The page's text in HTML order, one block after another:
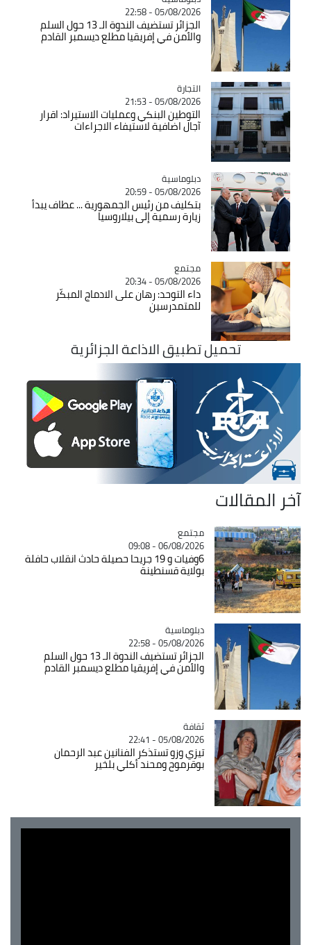
05/08/2026 - 22:58
الجزائر تستضيف الندوة الـ 13 حول السلم
والأمن في إفريقيا مطلع ديسمبر القادم
Catégorie
التجارة
05/08/2026 - 21:53
التوطين البنكي وعمليات الاستيراد: اقرار
آجال اضافية لاستيفاء الاجراءات
Catégorie
دبلوماسية
05/08/2026 - 20:59
بتكليف من رئيس الجمهورية ... عطاف يبدأ
زيارة رسمية إلى بيلاروسيا
Catégorie
مجتمع
05/08/2026 - 20:34
داء التوحد: رهان على الادماج المبكّر
للمتمدرسين
تحميل تطبيق الاذاعة الجزائرية
آخر المقالات
Catégorie
مجتمع
06/08/2026 - 09:08
6وفيات و 19 جريحا حصيلة حادث انقلاب حافلة
بولاية قسنطينة
Catégorie
دبلوماسية
05/08/2026 - 22:58
الجزائر تستضيف الندوة الـ 13 حول السلم
والأمن في إفريقيا مطلع ديسمبر القادم
Catégorie
ثقافة
05/08/2026 - 22:41
تيزي وزو تستذكر الفنانين عبد الرحمان
بوقرموح ومحند أكلي بلخير